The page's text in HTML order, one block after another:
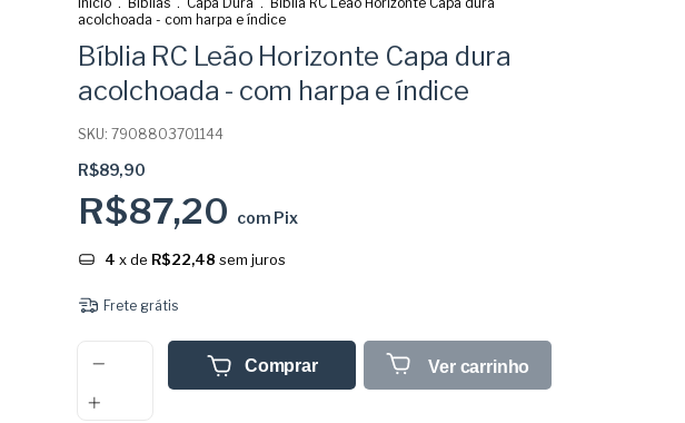
acolchoada - com harpa e índice
Bíblia RC Leão Horizonte Capa dura
acolchoada - com harpa e índice
SKU: 7908803701144
R$89,90
R$87,20 com Pix
4 x de R$22,48 sem juros
Frete grátis
Comprar Ver carrinho